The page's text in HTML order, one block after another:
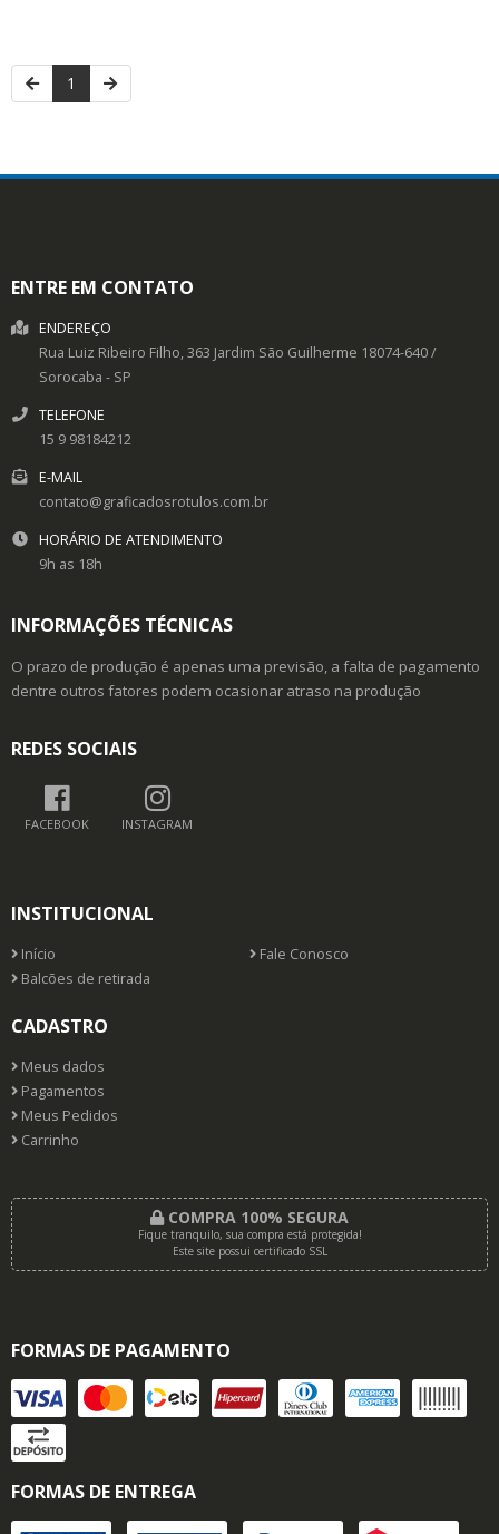
1
ENTRE EM CONTATO
ENDEREÇO
Rua Luiz Ribeiro Filho, 363 Jardim São Guilherme 18074-640/
Sorocaba - SP
TELEFONE
15 9 98184212
E-MAIL
contato@graficadosrotulos.com.br
HORÁRIO DE ATENDIMENTO
9h as 18h
INFORMAÇÕES TÉCNICAS
O prazo de produção é apenas uma previsão, a falta de pagamento
dentre outros fatores podem ocasionar atraso na produção
REDES SOCIAIS
FACEBOOK INSTAGRAM
INSTITUCIONAL
Início
Fale Conosco
Balcões de retirada
CADASTRO
Meus dados
Pagamentos
Meus Pedidos
Carrinho
COMPRA 100% SEGURA
Fique tranquilo, sua compra está protegida!
Este site possui certificado SSL
FORMAS DE PAGAMENTO
FORMAS DE ENTREGA